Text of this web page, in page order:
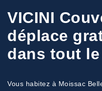
VICINI
déplace
dans tout le
Vous habitez à Moissac